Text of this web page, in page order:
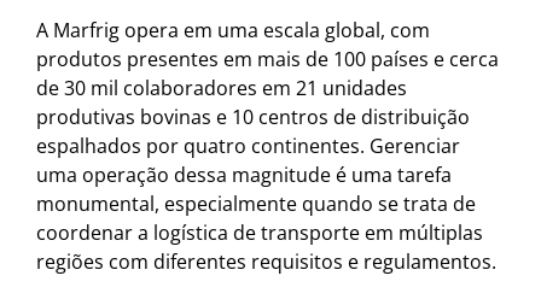
A Marfrig opera em uma escala global, com
produtos presentes em mais de 100 países e cerca
de 30 mil colaboradores em 21 unidades
produtivas bovinas e 10 centros de distribuição
espalhados por quatro continentes. Gerenciar
uma operação dessa magnitude é uma tarefa
monumental, especialmente quando se trata de
coordenar a logística de transporte em múltiplas
regiões com diferentes requisitos e regulamentos.